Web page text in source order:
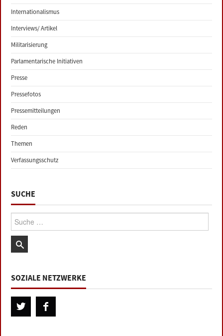
Internationalismus
Interviews/ Artikel
Militarisierung
Parlamentarische Initiativen
Presse
Pressefotos
Pressemitteilungen
Reden
Themen
Verfassungsschutz
SUCHE
Suche:
SOZIALE NETZWERKE